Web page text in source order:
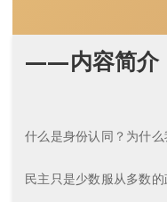
——内容简介
什么是身份认同？为什
民主只是少数服从多数的